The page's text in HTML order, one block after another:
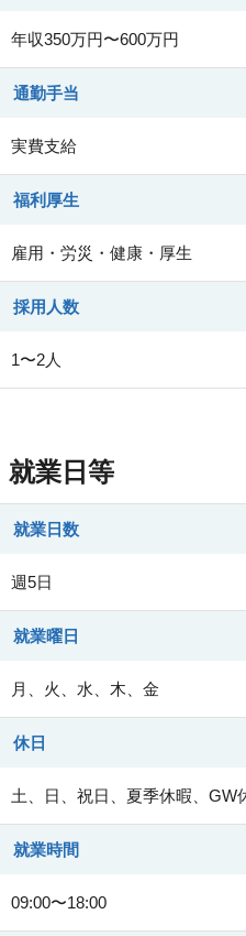
年収350万円〜600万円
通勤手当
実費支給
福利厚生
雇用・労災・健康・厚生
採用人数
1〜2人
就業日等
就業日数
週5日
就業曜日
月、火、水、木、金
休日
土、日、祝日、夏季休暇、GW
就業時間
09:00〜18:00